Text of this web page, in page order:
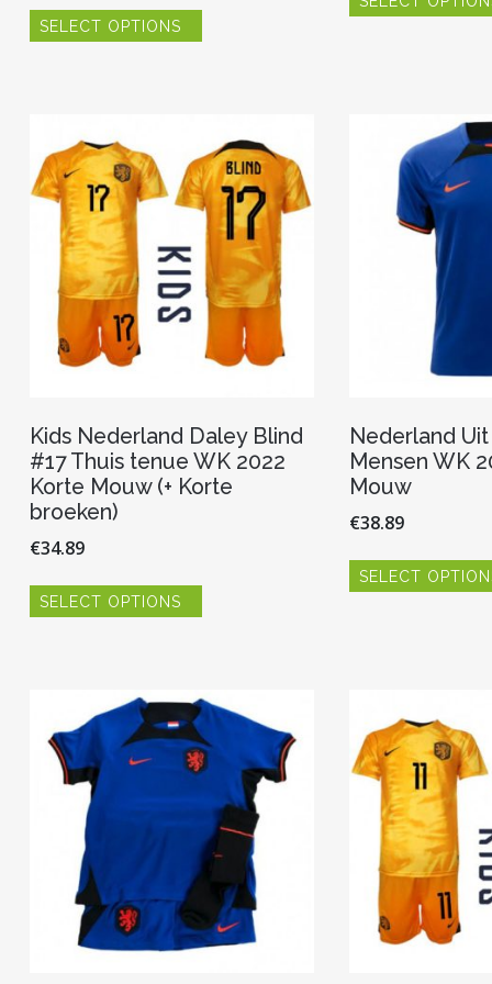
SELECT OPTIONS
optie
kan
gekozen
worden
op
productpagina
Kids Nederland Daley Blind
#17 Thuis tenue WK 2022
Korte Mouw (+ Korte
broeken)
€34.89
SELECT OPTIONS
Deze
optie
kan
gekozen
worden
op
de
productpagina
Nederland
Mensen WK
Mouw
€38.89
SELECT